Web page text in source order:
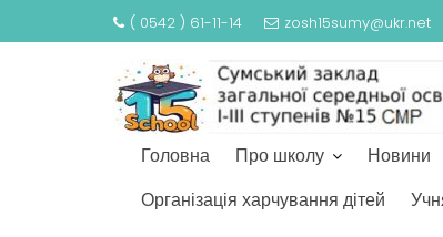
( 0542 ) 61-11-14 zosh15sumy@ukr.net
Головна Про школу Новини
Організація харчування дітей